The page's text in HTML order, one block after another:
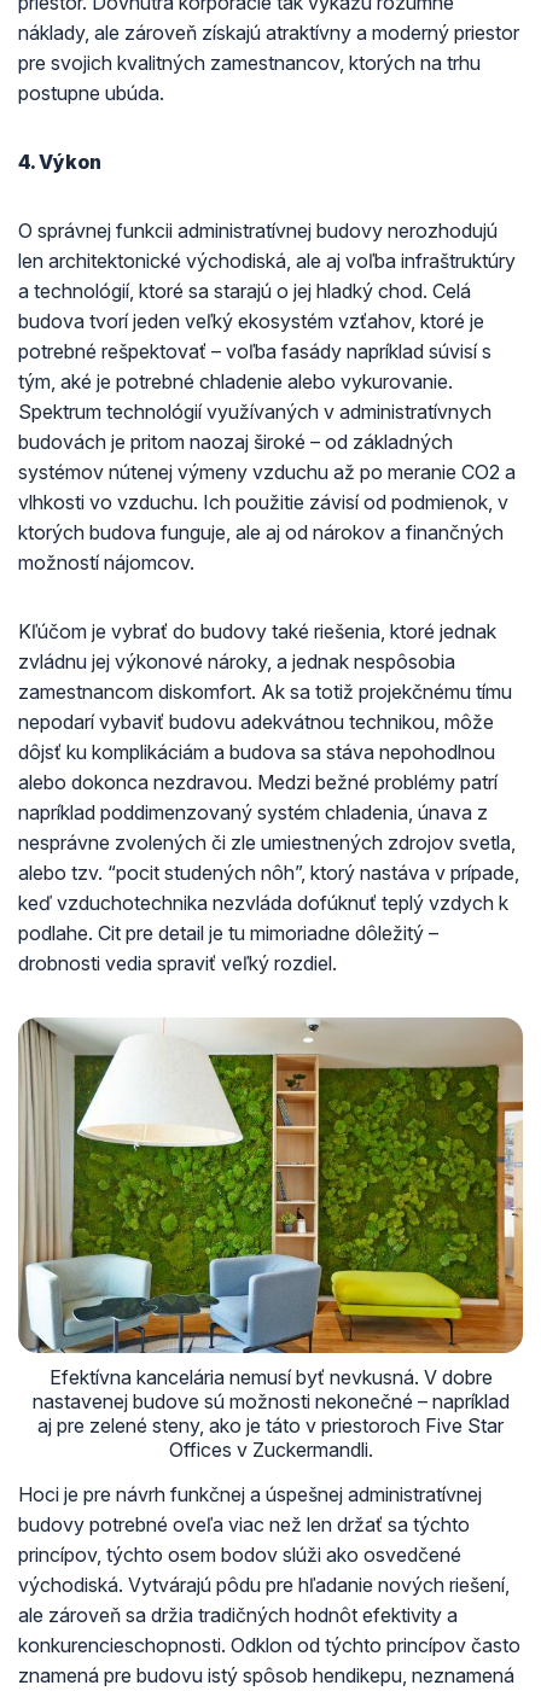
náklady, ale zároveň získajú atraktívny a moderný priestor
pre svojich kvalitných zamestnancov, ktorých na trhu
postupne ubúda.
4. Výkon
O správnej funkcii administratívnej budovy nerozhodujú
len architektonické východiská, ale aj voľba infraštruktúry
a technológií, ktoré sa starajú o jej hladký chod. Celá
budova tvorí jeden veľký ekosystém vzťahov, ktoré je
potrebné rešpektovať – voľba fasády napríklad súvisí s
tým, aké je potrebné chladenie alebo vykurovanie.
Spektrum technológií využívaných v administratívnych
budovách je pritom naozaj široké – od základných
systémov nútenej výmeny vzduchu až po meranie CO2 a
vlhkosti vo vzduchu. Ich použitie závisí od podmienok, v
ktorých budova funguje, ale aj od nárokov a finančných
možností nájomcov.
Kľúčom je vybrať do budovy také riešenia, ktoré jednak
zvládnu jej výkonové nároky, a jednak nespôsobia
zamestnancom diskomfort. Ak sa totiž projekčnému tímu
nepodarí vybaviť budovu adekvátnou technikou, môže
dôjsť ku komplikáciám a budova sa stáva nepohodlnou
alebo dokonca nezdravou. Medzi bežné problémy patrí
napríklad poddimenzovaný systém chladenia, únava z
nesprávne zvolených či zle umiestnených zdrojov svetla,
alebo tzv. “pocit studených nôh”, ktorý nastáva v prípade,
keď vzduchotechnika nezvláda dofúknuť teplý vzdych k
podlahe. Cit pre detail je tu mimoriadne dôležitý –
drobnosti vedia spraviť veľký rozdiel.
Efektívna kancelária nemusí byť nevkusná. V dobre
nastavenej budove sú možnosti nekonečné – napríklad
aj pre zelené steny, ako je táto v priestoroch Five Star
Offices v Zuckermandli.
Hoci je pre návrh funkčnej a úspešnej administratívnej
budovy potrebné oveľa viac než len držať sa týchto
princípov, týchto osem bodov slúži ako osvedčené
východiská. Vytvárajú pôdu pre hľadanie nových riešení,
ale zároveň sa držia tradičných hodnôt efektivity a
konkurencieschopnosti. Odklon od týchto princípov často
znamená pre budovu istý spôsob hendikepu, neznamená